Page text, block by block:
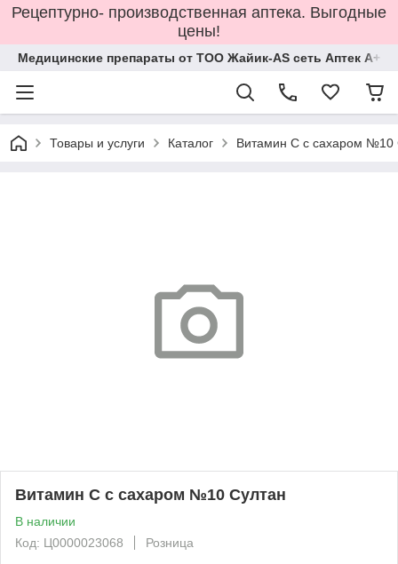
Рецептурно- производственная аптека. Выгодные
цены!
Медицинские препараты от ТОО Жайик-AS сеть Аптек А+
Товары и услуги Каталог Витамин С с сахаром №10
Витамин С с сахаром №10 Султан
В наличии
Код: Ц0000023068
Розница